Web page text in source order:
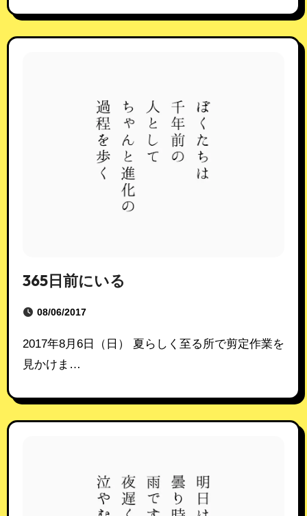
365日前にいる
08/06/2017
2017年8月6日（日） 夏らしく至る所で剪定作業を
見かけま…